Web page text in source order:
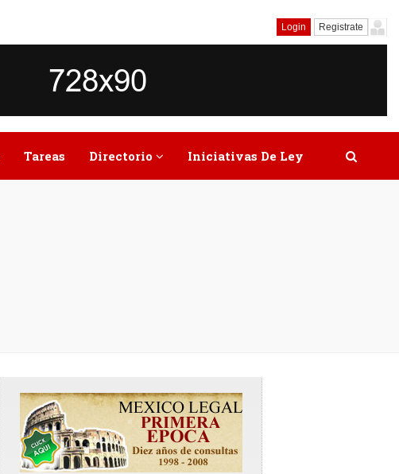
Login Registrate
Tareas Directorio Iniciativas De Ley